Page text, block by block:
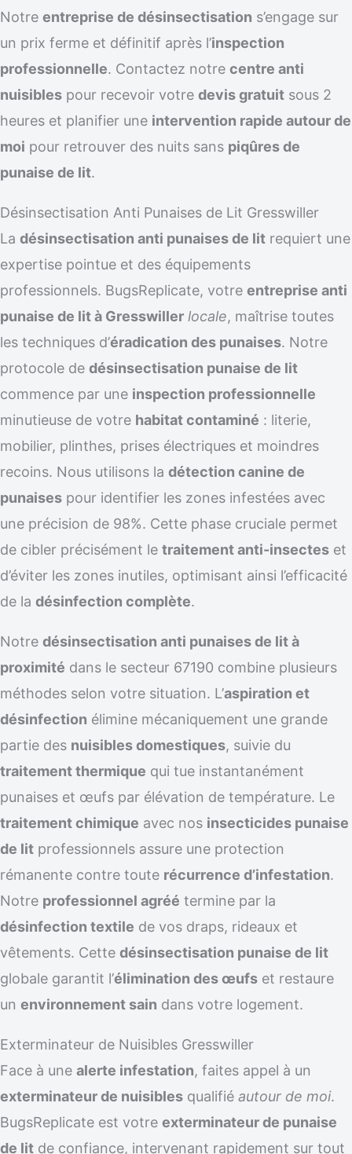
Notre entreprise de désinsectisation s’engage sur
un prix ferme et définitif après l’inspection
professionnelle. Contactez notre centre anti
nuisibles pour recevoir votre devis gratuit sous 2
heures et planifier une intervention rapide autour de
moi pour retrouver des nuits sans piqûres de
punaise de lit.
Désinsectisation Anti Punaises de Lit Gresswiller
La désinsectisation anti punaises de lit requiert une
expertise pointue et des équipements
professionnels. BugsReplicate, votre entreprise anti
punaise de lit à Gresswiller locale, maîtrise toutes
les techniques d’éradication des punaises. Notre
protocole de désinsectisation punaise de lit
commence par une inspection professionnelle
minutieuse de votre habitat contaminé : literie,
mobilier, plinthes, prises électriques et moindres
recoins. Nous utilisons la détection canine de
punaises pour identifier les zones infestées avec
une précision de 98%. Cette phase cruciale permet
de cibler précisément le traitement anti-insectes et
d’éviter les zones inutiles, optimisant ainsi l’efficacité
de la désinfection complète.
Notre désinsectisation anti punaises de lit à
proximité dans le secteur 67190 combine plusieurs
méthodes selon votre situation. L’aspiration et
désinfection élimine mécaniquement une grande
partie des nuisibles domestiques, suivie du
traitement thermique qui tue instantanément
punaises et œufs par élévation de température. Le
traitement chimique avec nos insecticides punaise
de lit professionnels assure une protection
rémanente contre toute récurrence d’infestation.
Notre professionnel agréé termine par la
désinfection textile de vos draps, rideaux et
vêtements. Cette désinsectisation punaise de lit
globale garantit l’élimination des œufs et restaure
un environnement sain dans votre logement.
Exterminateur de Nuisibles Gresswiller
Face à une alerte infestation, faites appel à un
exterminateur de nuisibles qualifié autour de moi.
BugsReplicate est votre exterminateur de punaise
de lit de confiance, intervenant rapidement sur tout